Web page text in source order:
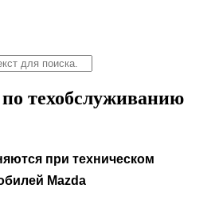
техобслуживанию
при техническом
Mazda